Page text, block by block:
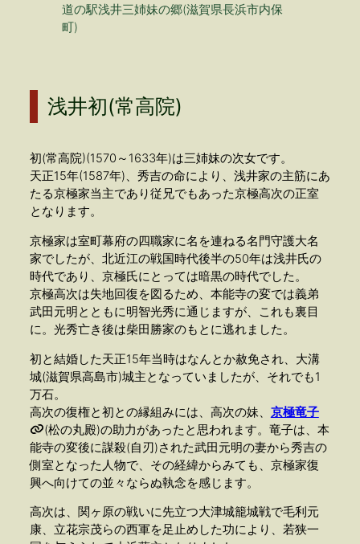
道の駅浅井三姉妹の郷(滋賀県長浜市内保
町)
浅井初(常高院)
初(常高院)(1570～1633年)は三姉妹の次女です。
天正15年(1587年)、秀吉の命により、浅井家の主筋にあ
たる京極家当主であり従兄でもあった京極高次の正室
となります。
京極家は室町幕府の四職家に名を連ねる名門守護大名
家でしたが、北近江の戦国時代後半の50年は浅井氏の
時代であり、京極氏にとっては暗黒の時代でした。
京極高次は失地回復を図るため、本能寺の変では義弟
武田元明とともに明智光秀に通じますが、これも裏目
に。光秀亡き後は柴田勝家のもとに逃れました。
初と結婚した天正15年当時はなんとか赦免され、大溝
城(滋賀県高島市)城主となっていましたが、それでも1
万石。
高次の復権と初との縁組みには、高次の妹、 京極竜子
(松の丸殿)の助力があったと思われます。竜子は、本
能寺の変後に謀殺(自刃)された武田元明の妻から秀吉の
側室となった人物で、その経緯からみても、京極家復
興へ向けての並々ならぬ執念を感じます。
高次は、関ヶ原の戦いに先立つ大津城籠城戦で毛利元
康、立花宗茂らの西軍を足止めした功により、若狭一